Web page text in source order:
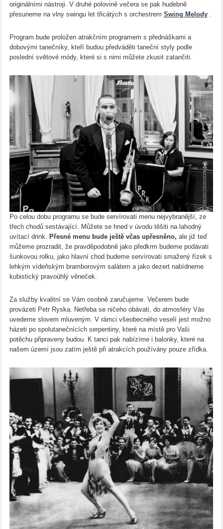
originálními nástroji. V druhé polovině večera se pak hudebně
přesuneme na vlny swingu let třicátých s orchestrem Swing Melody.
Program bude proložen atrakčním programem s přednáškami a
dobovými tanečníky, kteří budou předváděti taneční styly podle
poslední světové módy, které si s nimi můžete zkusit zatančiti.
Po celou dobu programu se bude servírovati menu nejvybranější, ze
třech chodů sestávající. Můžete se hned v úvodu těšiti na lahodný
uvítací drink. Přesné menu bude ještě včas upřesněno, ale již teď
můžeme prozradit, že pravděpodobně jako předkrm budeme podávati
šunkovou rolku, jako hlavní chod budeme servírovati smažený řízek s
lehkým vídeňským bramborovým salátem a jako dezert nabídneme
kubistický pravoúhlý věneček.
Za služby kvalitní se Vám osobně zaručujeme. Večerem bude
provázeti Petr Ryska. Netřeba se ničeho obávati, do atmosféry Vás
uvedeme slovem mluveným. V rámci všeobecného veselí jest možno
házeti po spolutanečnících serpentiny, které na místě pro Vaši
potěchu připraveny budou. K tanci pak nabízíme i balonky, které na
našem území jsou zatím ještě při atrakcích používány pouze zřídka.